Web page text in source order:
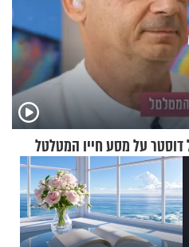
על מסע חייו המטלטל